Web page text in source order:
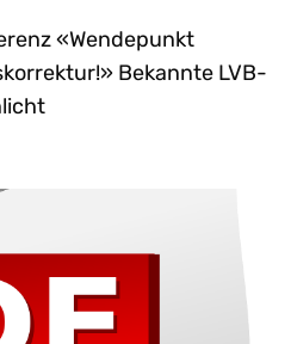
«Wendepunkt
Bekannte LVB-